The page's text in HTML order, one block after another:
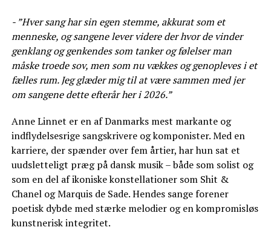
- ”Hver sang har sin egen stemme, akkurat som et
menneske, og sangene lever videre der hvor de vinder
genklang og genkendes som tanker og følelser man
måske troede sov, men som nu vækkes og genopleves i et
fælles rum. Jeg glæder mig til at være sammen med jer
om sangene dette efterår her i 2026.”
Anne Linnet er en af Danmarks mest markante og
indflydelsesrige sangskrivere og komponister. Med en
karriere, der spænder over fem årtier, har hun sat et
uudsletteligt præg på dansk musik – både som solist og
som en del af ikoniske konstellationer som Shit &
Chanel og Marquis de Sade. Hendes sange forener
poetisk dybde med stærke melodier og en kompromisløs
kunstnerisk integritet.